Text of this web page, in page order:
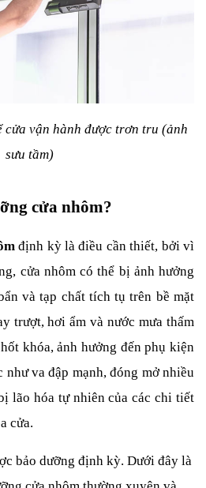
cửa vận hành được trơn tru (ảnh
sưu tầm)
cửa nhôm?
định kỳ là điều cần thiết, bởi vì
cửa nhôm có thể bị ảnh hưởng
và tạp chất tích tụ trên bề mặt
trượt, hơi ẩm và nước mưa thấm
khóa, ảnh hưởng đến phụ kiện
va đập mạnh, đóng mở nhiều
lão hóa tự nhiên của các chi tiết
cửa.
bảo dưỡng định kỳ. Dưới đây là